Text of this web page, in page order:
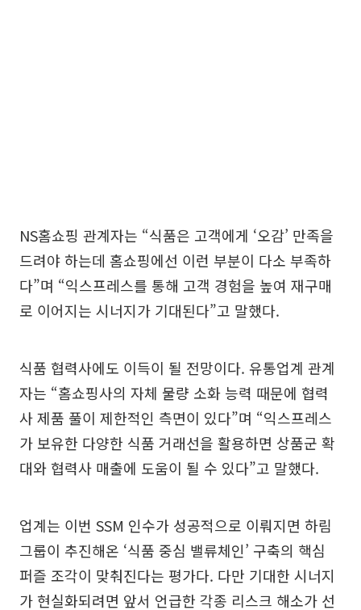
NS홈쇼핑 관계자는 “식품은 고객에게 ‘오감’ 만족을
드려야 하는데 홈쇼핑에선 이런 부분이 다소 부족하
다”며 “익스프레스를 통해 고객 경험을 높여 재구매
로 이어지는 시너지가 기대된다”고 말했다.
식품 협력사에도 이득이 될 전망이다. 유통업계 관계
자는 “홈쇼핑사의 자체 물량 소화 능력 때문에 협력
사 제품 풀이 제한적인 측면이 있다”며 “익스프레스
가 보유한 다양한 식품 거래선을 활용하면 상품군 확
대와 협력사 매출에 도움이 될 수 있다”고 말했다.
업계는 이번 SSM 인수가 성공적으로 이뤄지면 하림
그룹이 추진해온 ‘식품 중심 밸류체인’ 구축의 핵심
퍼즐 조각이 맞춰진다는 평가다. 다만 기대한 시너지
가 현실화되려면 앞서 언급한 각종 리스크 해소가 선